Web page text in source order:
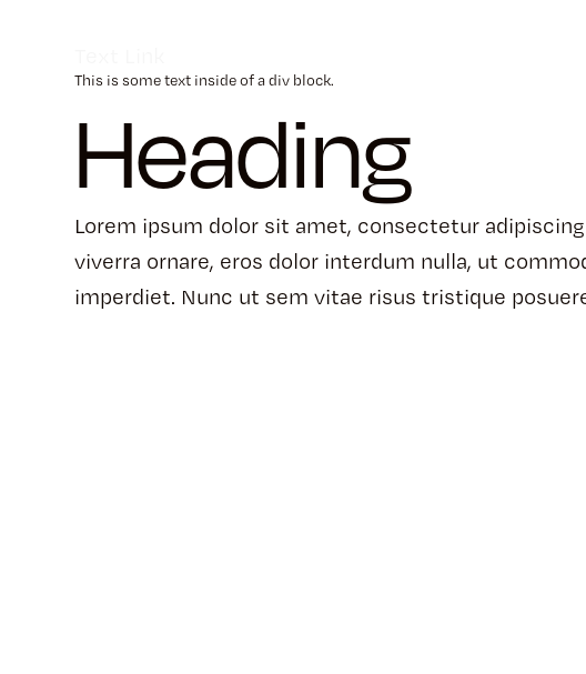
This is some text inside of a div block.
Heading
Lorem ipsum dolor sit amet, consectetur
viverra ornare, eros dolor interdum nulla, ut
imperdiet. Nunc ut sem vitae risus tristique